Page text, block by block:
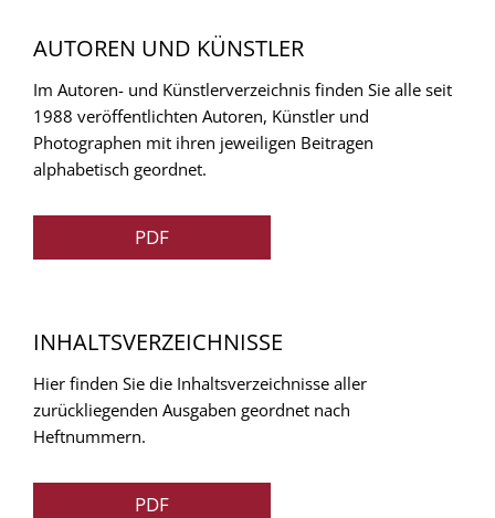
AUTOREN UND KÜNSTLER
Im Autoren- und Künstlerverzeichnis finden Sie alle seit
1988 veröffentlichten Autoren, Künstler und
Photographen mit ihren jeweiligen Beitragen
alphabetisch geordnet.
PDF
INHALTSVERZEICHNISSE
Hier finden Sie die Inhaltsverzeichnisse aller
zurückliegenden Ausgaben geordnet nach
Heftnummern.
PDF